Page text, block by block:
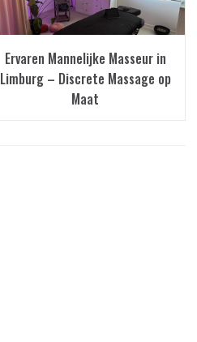
Ervaren Mannelijke Masseur in
Limburg – Discrete Massage op
Maat